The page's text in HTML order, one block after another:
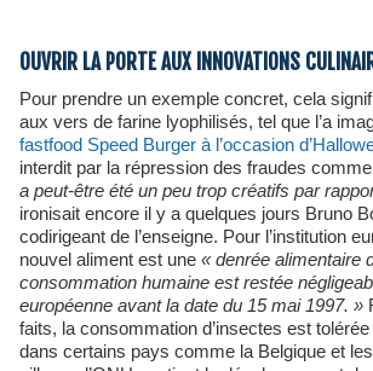
OUVRIR LA PORTE AUX INNOVATIONS
Pour prendre un exemple concret, cela signifie qu’un hamburger
aux vers de farine lyophilisés, tel que l’a
fastfood Speed Burger à l’occasion
interdit par la répression des fraudes
a peut-être été un peu trop créatifs par
ironisait encore il y a quelques jours Bruno
codirigeant de l’enseigne. Pour l’institution
nouvel aliment est une « denrée alimentaire
consommation humaine est restée
européenne avant la date du 15 mai 1997. »
faits, la consommation d’insectes est
dans certains pays comme la Belgique et